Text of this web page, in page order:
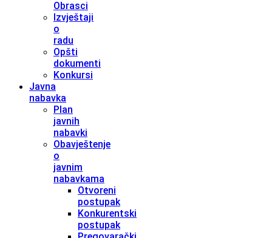
Obrasci
Izvještaji
o
radu
Opšti
dokumenti
Konkursi
Javna
nabavka
Plan
javnih
nabavki
Obavještenje
o
javnim
nabavkama
Otvoreni
postupak
Konkurentski
postupak